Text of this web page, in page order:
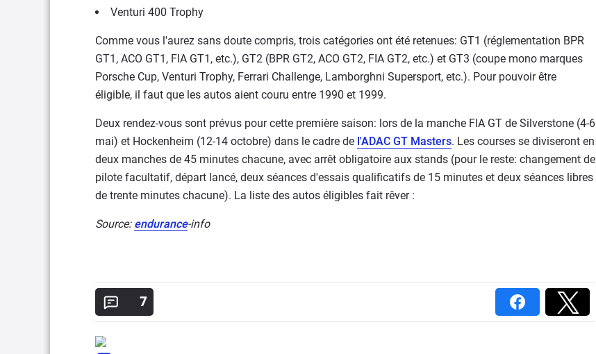
Venturi 400 Trophy
Comme vous l'aurez sans doute compris, trois catégories ont été retenues: GT1 (réglementation BPR
GT1, ACO GT1, FIA GT1, etc.), GT2 (BPR GT2, ACO GT2, FIA GT2, etc.) et GT3 (coupe mono marques
Porsche Cup, Venturi Trophy, Ferrari Challenge, Lamborghni Supersport, etc.). Pour pouvoir être
éligible, il faut que les autos aient couru entre 1990 et 1999.
Deux rendez-vous sont prévus pour cette première saison: lors de la manche FIA GT de Silverstone (4-6
mai) et Hockenheim (12-14 octobre) dans le cadre de l'ADAC GT Masters. Les courses se diviseront en
deux manches de 45 minutes chacune, avec arrêt obligatoire aux stands (pour le reste: changement de
pilote facultatif, départ lancé, deux séances d'essais qualificatifs de 15 minutes et deux séances libres
de trente minutes chacune). La liste des autos éligibles fait rêver :
Source: endurance-info
7